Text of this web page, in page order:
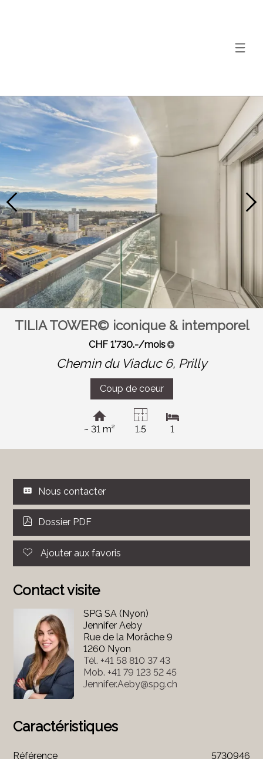
TILIA TOWER© iconique & intemporel
CHF 1'730.-/mois
Chemin du Viaduc 6, Prilly
Coup de coeur
~ 31 m² 1.5 1
Nous contacter
Dossier PDF
Ajouter aux favoris
Contact visite
SPG SA (Nyon)
Jennifer Aeby
Rue de la Morâche 9
1260 Nyon
Tél. +41 58 810 37 43
Mob. +41 79 123 52 45
Jennifer.Aeby@spg.ch
Caractéristiques
Référence 5730946